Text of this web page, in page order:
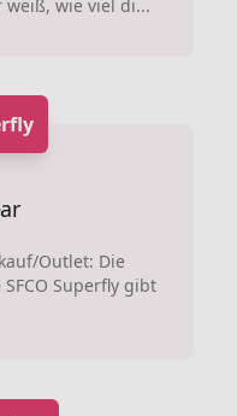
wie viel di...
Outlet: Die
Superfly gibt